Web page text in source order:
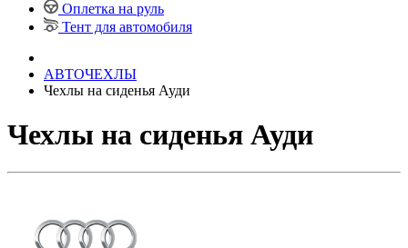
Оплетка на руль
Тент для автомобиля
АВТОЧЕХЛЫ
Чехлы на сиденья Ауди
Чехлы на сиденья Ауди